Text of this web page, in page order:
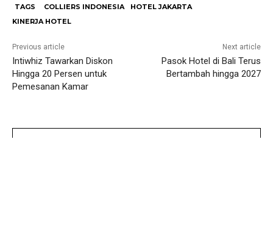
TAGS COLLIERS INDONESIA
HOTEL JAKARTA
KINERJA HOTEL
Previous article
Intiwhiz Tawarkan Diskon
Hingga 20 Persen untuk
Pemesanan Kamar
Next article
Pasok Hotel di Bali Terus
Bertambah hingga 2027